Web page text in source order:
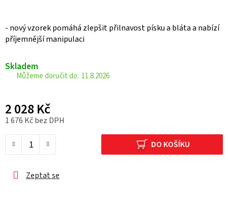
- nový vzorek pomáhá zlepšit přilnavost písku a bláta a nabízí
příjemnější manipulaci
Skladem
11.8.2026
2 028 Kč
1 676 Kč bez DPH
DO KOŠÍKU
Zeptat se